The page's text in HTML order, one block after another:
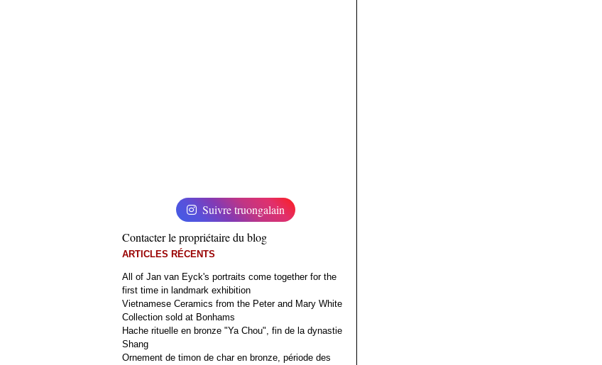
Suivre truongalain
Contacter le propriétaire du blog
ARTICLES RÉCENTS
All of Jan van Eyck's portraits come together for the
first time in landmark exhibition
Vietnamese Ceramics from the Peter and Mary White
Collection sold at Bonhams
Hache rituelle en bronze "Ya Chou", fin de la dynastie
Shang
Ornement de timon de char en bronze, période des